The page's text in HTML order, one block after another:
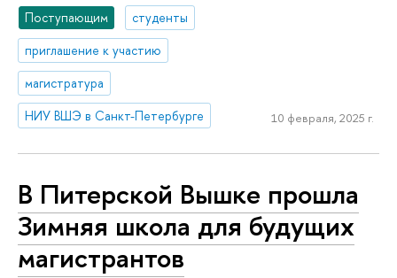
Поступающим
студенты
приглашение к участию
магистратура
НИУ ВШЭ в Санкт-Петербурге
10 февраля, 2025 г.
В Питерской Вышке прошла
Зимняя школа для будущих
магистрантов